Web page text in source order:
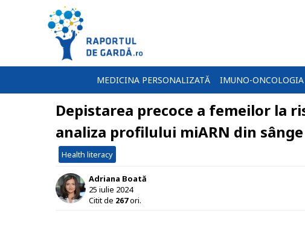
MEDICINA PERSONALIZATĂ IMUNO-ONCOLOGIA
Depistarea precoce a femeilor la
analiza profilului miARN din sânge
Health literacy
Adriana Boată
25 iulie 2024
Citit de 267ori.